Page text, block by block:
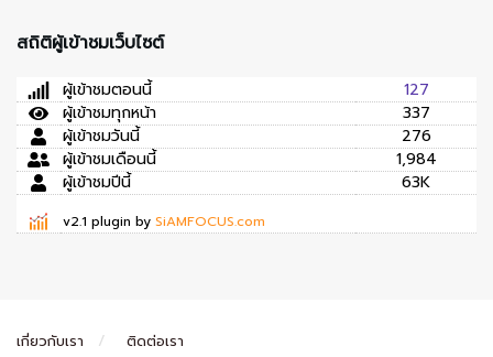
สถิติผู้เข้าชมเว็บไซต์
ผู้เข้าชมตอนนี้
127
ผู้เข้าชมทุกหน้า
337
ผู้เข้าชมวันนี้
276
ผู้เข้าชมเดือนนี้
1,984
ผู้เข้าชมปีนี้
63K
v2.1 plugin by SiAMFOCUS.com
เกี่ยวกับเรา ติดต่อเรา